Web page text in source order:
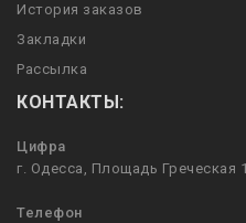
История заказов
Закладки
Рассылка
КОНТАКТЫ:
Цифра
г. Одесса, Площадь Греческая 1
Телефон